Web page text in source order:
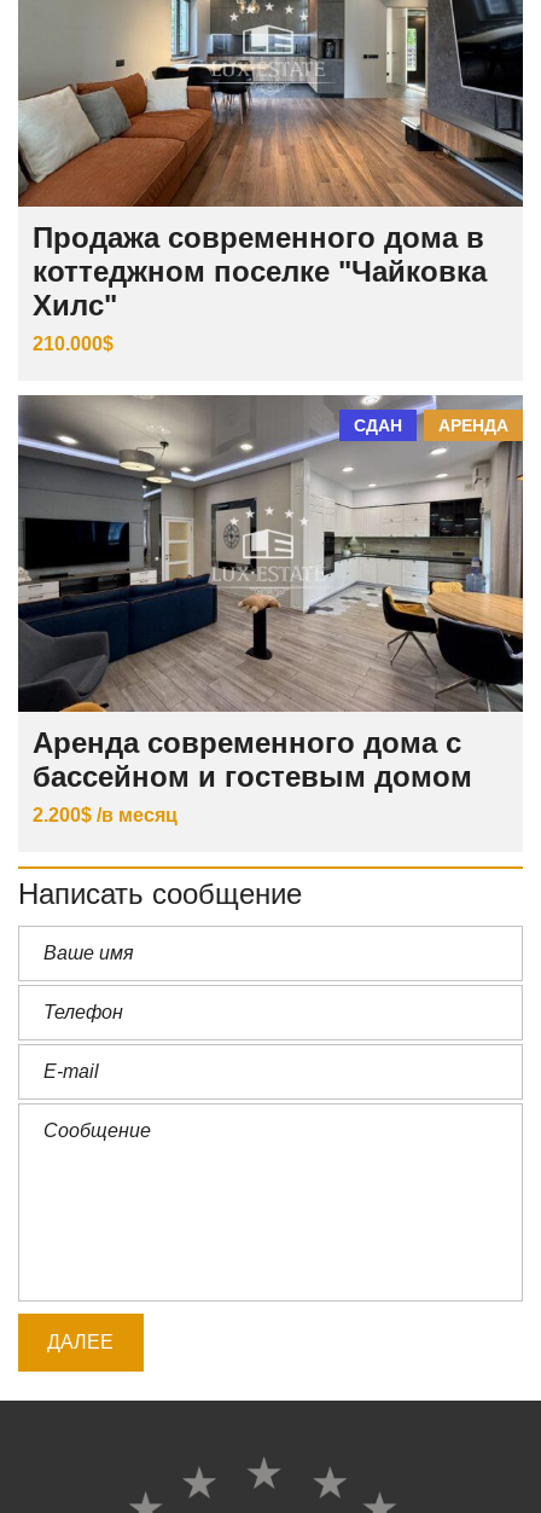
Продажа современного дома в
коттеджном поселке "Чайковка
Хилс"
210.000$
АРЕНДА
СДАН
Аренда современного дома с
бассейном и гостевым домом
2.200$ /в месяц
Написать сообщение